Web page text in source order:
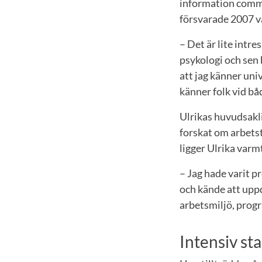
information
försvarade 2007
– Det är lite
psykologi och
att jag känner
känner folk vid
Ulrikas
forskat om
ligger Ulrika
– Jag hade varit
och kände att
arbetsmiljö,
Intensiv